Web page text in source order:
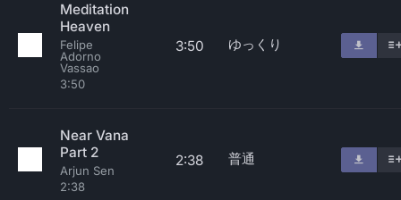
Meditation
Heaven
Felipe
Adorno
Vassao
3:50
3:50 ゆっくり
Near Vana
Part 2
Arjun Sen
2:38
2:38 普通